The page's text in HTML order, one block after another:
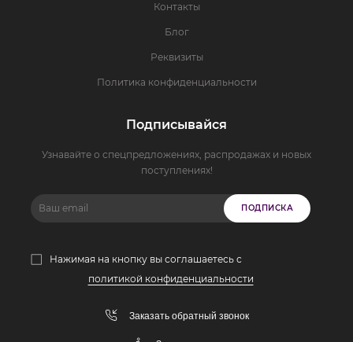
Контакты
Блог
Реквизиты
Политика конфиденциальности
Подписывайся
Узнавайте о спецпредложениях, распродажах и новых
поступлениях!
ПОДПИСКА
Нажимая на кнопку вы соглашаетесь с
политикой конфиденциальности
Заказать обратный звонок